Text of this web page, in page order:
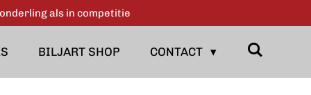
als in competitie
BILJART SHOP CONTACT